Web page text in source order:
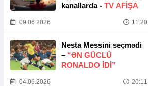
kanallarda - TV AFİŞA
09.06.2026 11:20
Nesta Messini seçmədi
– “ƏN GÜCLÜ
RONALDO IDI”
04.06.2026 20:11